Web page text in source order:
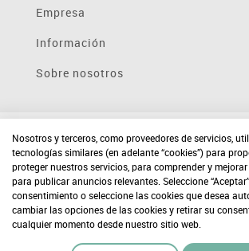
Empresa
Información
Sobre nosotros
Nosotros y terceros, como proveedores de servicios,
tecnologías similares (en adelante “cookies”) para
proteger nuestros servicios, para comprender y
para publicar anuncios relevantes. Seleccione
consentimiento o seleccione las cookies que desea
cambiar las opciones de las cookies y retirar su
cualquier momento desde nuestro sitio web.